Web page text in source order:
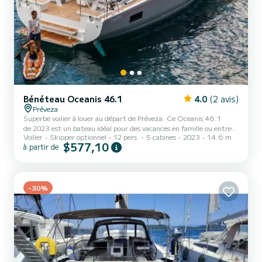
Bénéteau Oceanis 46.1 4.0 (2 avis)
Préveza
Superbe voilier à louer au départ de Préveza. Ce Oceanis 46.1
de 2023 est un bateau idéal pour des vacances en famille ou entre
amis. Le bateau dispose de 5 cabines tout confort et une capacité
d'embarcation de 12 personnes. Avec une longueur totale de 15
Voilier Skipper optionnel 12 pers. 5 cabines 2023 14.6 m
à partir de $577,10
-30%